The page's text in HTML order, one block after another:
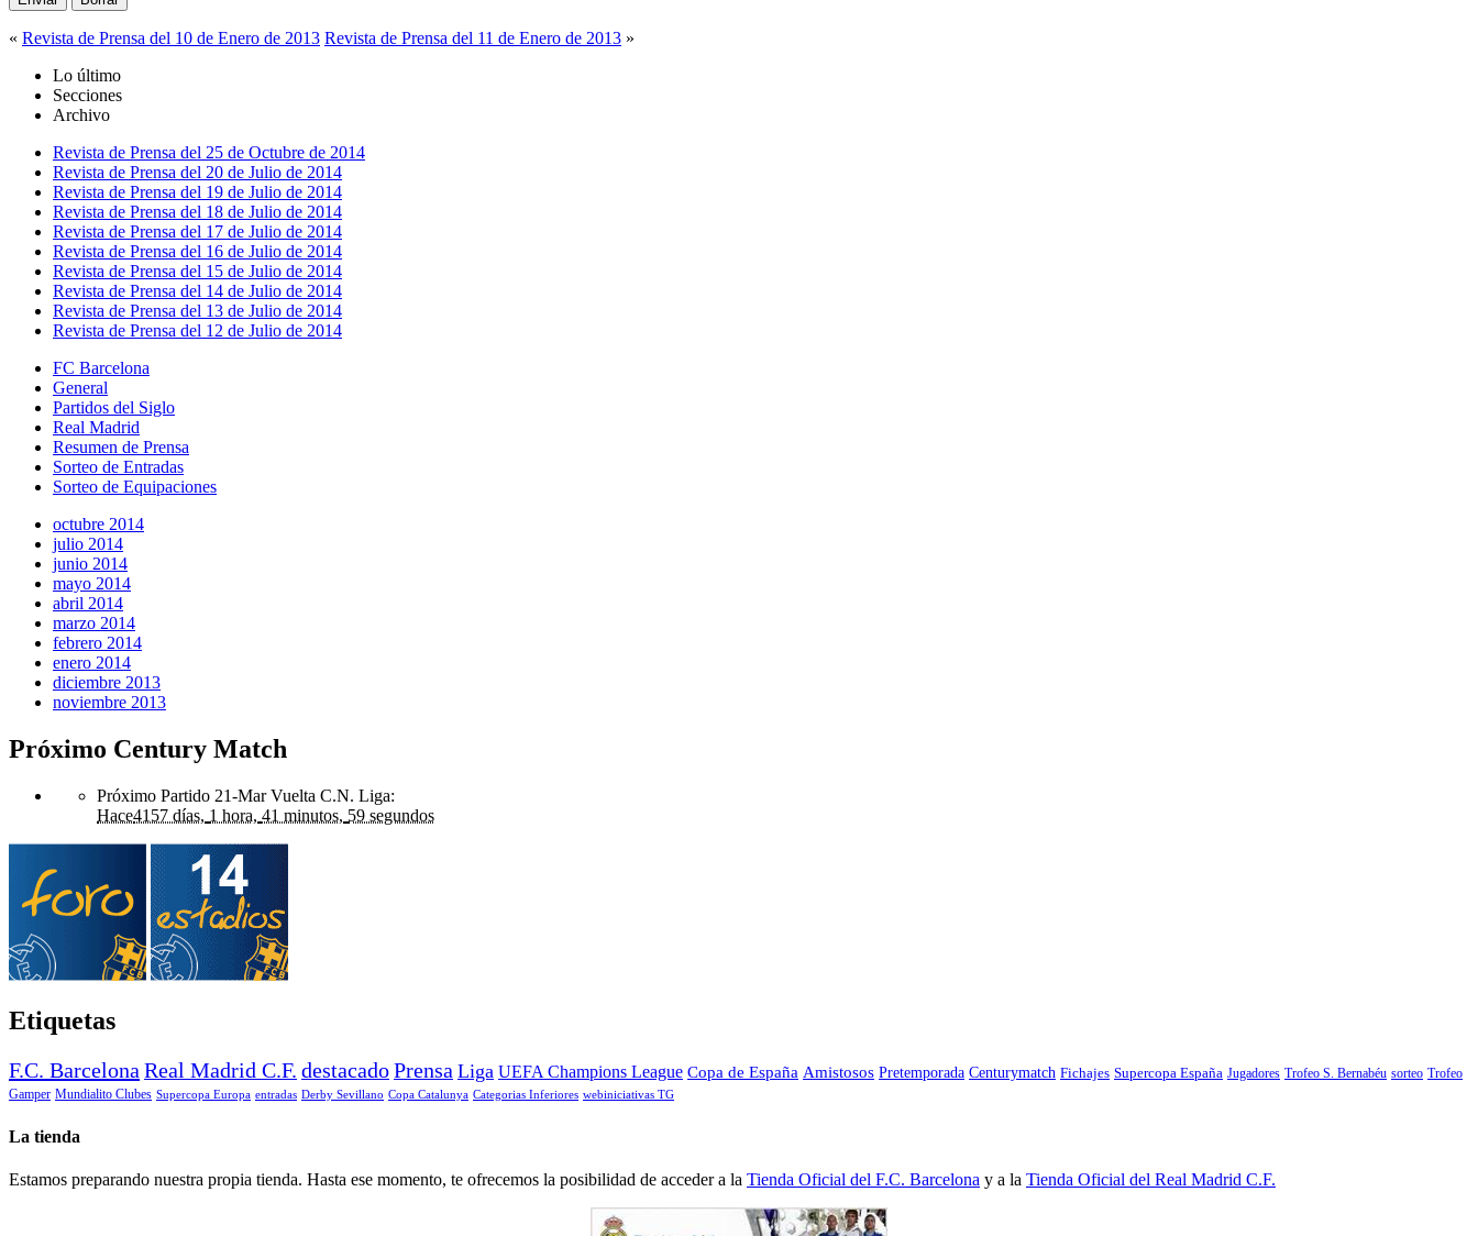
« Revista de Prensa del 10 de Enero de 2013 Revista de Prensa del 11 de Enero de 2013 »
Lo último
Secciones
Archivo
Revista de Prensa del 25 de Octubre de 2014
Revista de Prensa del 20 de Julio de 2014
Revista de Prensa del 19 de Julio de 2014
Revista de Prensa del 18 de Julio de 2014
Revista de Prensa del 17 de Julio de 2014
Revista de Prensa del 16 de Julio de 2014
Revista de Prensa del 15 de Julio de 2014
Revista de Prensa del 14 de Julio de 2014
Revista de Prensa del 13 de Julio de 2014
Revista de Prensa del 12 de Julio de 2014
FC Barcelona
General
Partidos del Siglo
Real Madrid
Resumen de Prensa
Sorteo de Entradas
Sorteo de Equipaciones
octubre 2014
julio 2014
junio 2014
mayo 2014
abril 2014
marzo 2014
febrero 2014
enero 2014
diciembre 2013
noviembre 2013
Próximo Century Match
Próximo Partido 21-Mar Vuelta C.N. Liga:
Hace4157 días, 1 hora, 41 minutos, 59 segundos
Etiquetas
F.C. Barcelona Real Madrid C.F. destacadoPrensa Liga UEFA Champions League Copa de España Amistosos Pretemporada Centurymatch Fichajes Supercopa España Jugadores Trofeo S. Bernabéu sorteo Trofeo
Gamper Mundialito Clubes Supercopa Europa entradas Derby Sevillano Copa Catalunya Categorias Inferiores webiniciativas TG
La tienda
Estamos preparando nuestra propia tienda. Hasta ese momento, te ofrecemos la posibilidad de acceder a la Tienda Oficial del F.C. Barcelona y a la Tienda Oficial del Real Madrid C.F.